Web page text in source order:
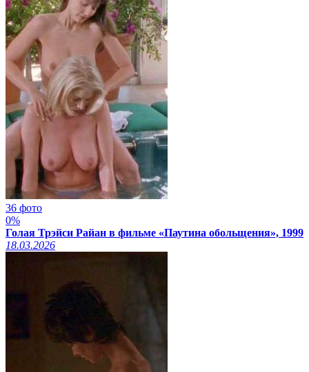
36 фото
0%
Голая Трэйси Райан в фильме «Паутина обольщения», 1999
18.03.2026